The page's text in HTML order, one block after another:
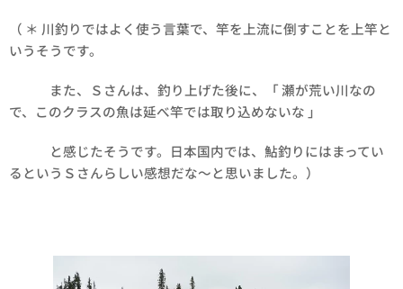
（ ＊ 川釣りではよく使う言葉で、竿を上流に倒すことを上竿と
いうそうです。
また、Ｓさんは、釣り上げた後に、「 瀬が荒い川なの
で、このクラスの魚は延べ竿では取り込めないな 」
と感じたそうです。日本国内では、鮎釣りにはまってい
るというＳさんらしい感想だな～と思いました。）